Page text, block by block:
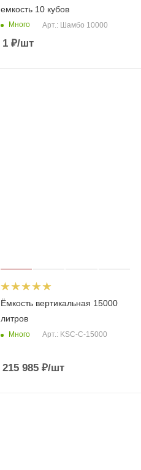
емкость 10 кубов
Много Арт.: Шамбо 10000
1 ₽/шт
Ёмкость вертикальная 15000
литров
Много Арт.: KSC-C-15000
215 985 ₽/шт